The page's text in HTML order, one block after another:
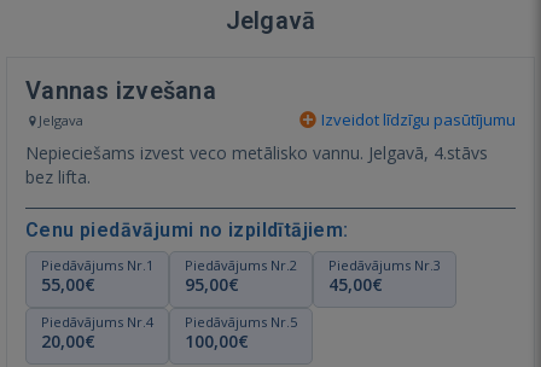
Jelgavā
Vannas izvešana
Jelgava Izveidot līdzīgu pasūtījumu
Nepieciešams izvest veco metālisko vannu. Jelgavā, 4.stāvs
bez lifta.
Cenu piedāvājumi no izpildītājiem:
Piedāvājums Nr.1
55,00€
Piedāvājums Nr.2
95,00€
Piedāvājums Nr.3
45,00€
Piedāvājums Nr.4
20,00€
Piedāvājums Nr.5
100,00€